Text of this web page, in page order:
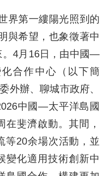
第一縷陽光照到的
與希望，也象徵著中
。4月16日，由中國—
合作中心（以下簡
外辦、聊城市政府、
中國—太平洋島國
在斐濟啟動。其間，
等20余場次活動，並
變化適用技術創新中